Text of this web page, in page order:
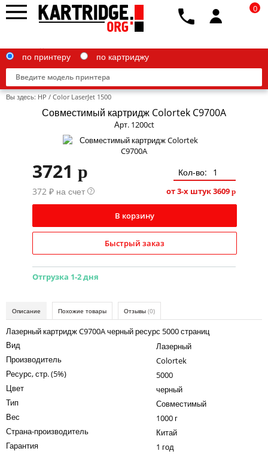
Canon
Epson
HP
IBM
Kodak
Kyocera
Lexmark
OKI
Panasonic
Sharp
по принтеру по картриджу
0
Вы здесь: HP / Color LaserJet 1500
Совместимый картридж Colortek C9700A
Арт. 1200ct
3721 p
Кол-во:
372 ₽ на счет ? от 3-х штук3609 p
В корзину
Быстрый заказ
Отгрузка 1-2 дня
Описание Похожие товары Отзывы (0)
Лазерный картридж C9700A черный ресурс 5000 страниц
Вид
Лазерный
Производитель
Colortek
Ресурс, стр. (5%)
5000
Цвет
черный
Тип
Совместимый
Вес
1000 г
Страна-производитель
Китай
Гарантия
1 год